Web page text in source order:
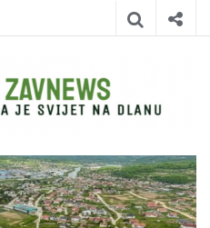
Zavnews